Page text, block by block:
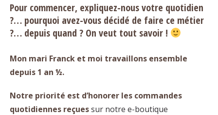
Pour commencer, expliquez-nous votre quotidien
?… pourquoi avez-vous décidé de faire ce métier
?… depuis quand ? On veut tout savoir !
Mon mari Franck et moi travaillons ensemble
depuis 1 an ½.
Notre priorité est d’honorer les commandes
quotidiennes reçuessur notre e-boutique